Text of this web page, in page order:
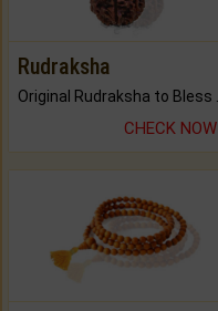
Rudraksha
CHECK NOW